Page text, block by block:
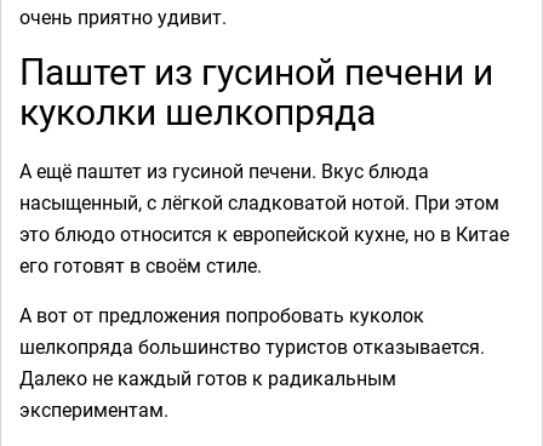
очень приятно удивит.
Паштет из гусиной печени и
куколки шелкопряда
А ещё паштет из гусиной печени. Вкус блюда
насыщенный, с лёгкой сладковатой нотой. При этом
это блюдо относится к европейской кухне, но в Китае
его готовят в своём стиле.
А вот от предложения попробовать куколок
шелкопряда большинство туристов отказывается.
Далеко не каждый готов к радикальным
экспериментам.